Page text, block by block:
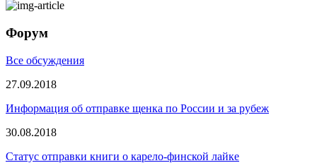
Форум
Все обсуждения
27.09.2018
Информация об отправке щенка по России и за рубеж
30.08.2018
Статус отправки книги о карело-финской лайке